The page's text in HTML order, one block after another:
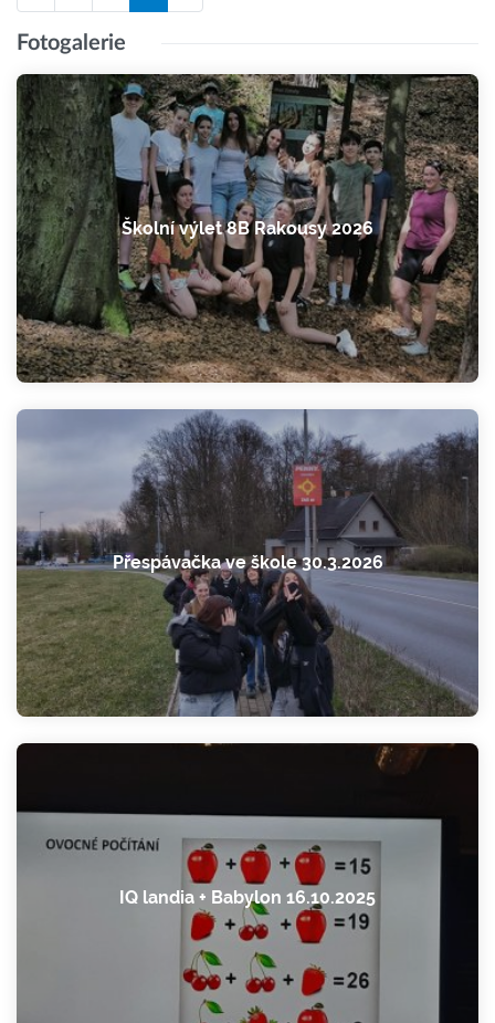
Fotogalerie
Školní výlet 8B Rakousy 2026
Přespávačka ve škole 30.3.2026
IQ landia + Babylon 16.10.2025